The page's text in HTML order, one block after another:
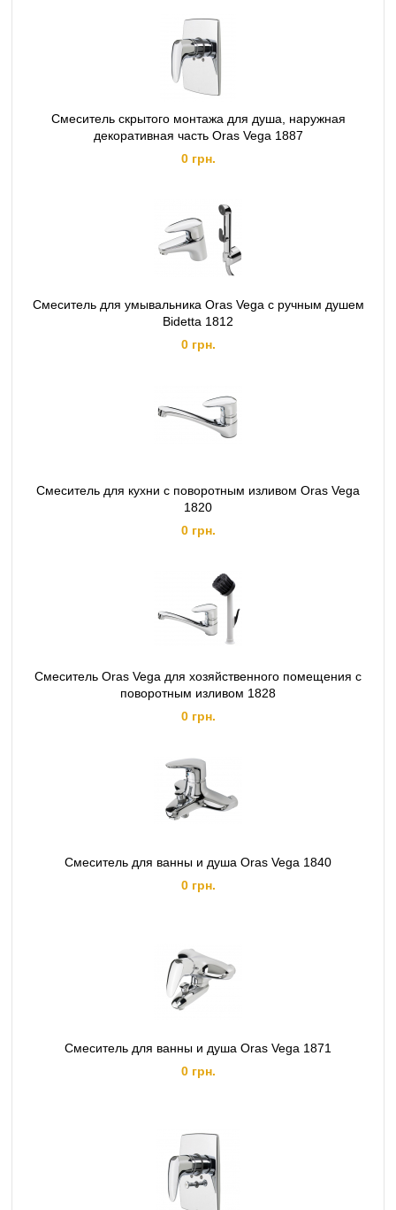
Смеситель скрытого монтажа для душа, наружная
декоративная часть Oras Vega 1887
0 грн.
Смеситель для умывальника Oras Vega с ручным душем
Bidetta 1812
0 грн.
Смеситель для кухни с поворотным изливом Oras Vega
1820
0 грн.
Смеситель Oras Vega для хозяйственного помещения с
поворотным изливом 1828
0 грн.
Смеситель для ванны и душа Oras Vega 1840
0 грн.
Смеситель для ванны и душа Oras Vega 1871
0 грн.